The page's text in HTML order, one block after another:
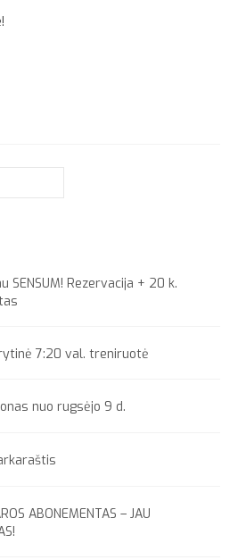
SENSUM! Rezervacija + 20 k.
rytinė 7:20 val. treniruotė
nuo rugsėjo 9 d.
ABONEMENTAS – JAU